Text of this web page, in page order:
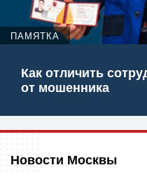
ПАМЯТКА
Как отличить
от мошенника
Новости Москвы